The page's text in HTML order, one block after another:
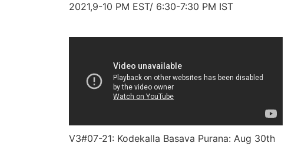
2021,9-10 PM EST/ 6:30-7:30 PM IST
V3#07-21: Kodekalla Basava Purana: Aug 30th